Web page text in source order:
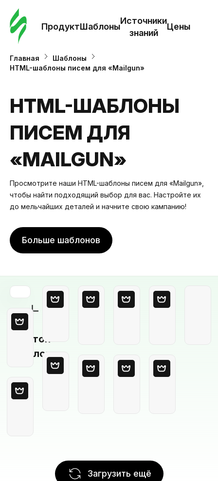
ПродуктШаблоны
Источники
знаний
Цены
Главная
Шаблоны
HTML-шаблоны писем для «Mailgun»
HTML-ШАБЛОНЫ
ПИСЕМ ДЛЯ
«MAILGUN»
Просмотрите наши HTML-шаблоны писем для «Mailgun»,
чтобы найти подходящий выбор для вас. Настройте их
до мельчайших деталей и начните свою кампанию!
Больше шаблонов
Пустой
шаблон
Загрузить ещё